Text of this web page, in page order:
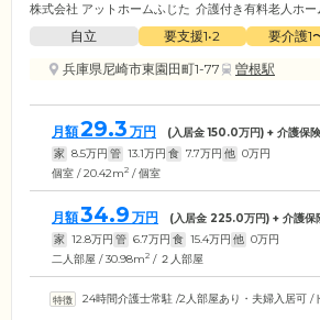
株式会社 アットホームふじた 介護付き有料老人ホー
自立 要支援1•2 要介護1
兵庫県尼崎市東園田町1-77
曽根駅
月額29.3 万円 (入居金150.0万円) + 介護保
家 8.5万円 管 13.1万円 食 7.7万円 他 0万円
個室 / 20.42m2 / 個室
月額34.9 万円 (入居金 225.0万円) + 介護保
家 12.8万円 管 6.7万円 食 15.4万円 他 0万円
二人部屋 / 30.98m2 / ２人部屋
24時間介護士常駐 /2人部屋あり・夫婦入居可 /